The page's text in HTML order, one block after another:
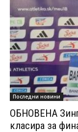
Последни новини
ОБНОВЕНА
класира за